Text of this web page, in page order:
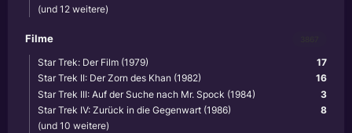
(und 12 weitere)
Filme
17
Star Trek: Der Film (1979)
16
Star Trek II: Der Zorn des Khan (1982)
3
Star Trek III: Auf der Suche nach Mr. Spock (1984)
8
Star Trek IV: Zurück in die Gegenwart (1986)
(und 10 weitere)